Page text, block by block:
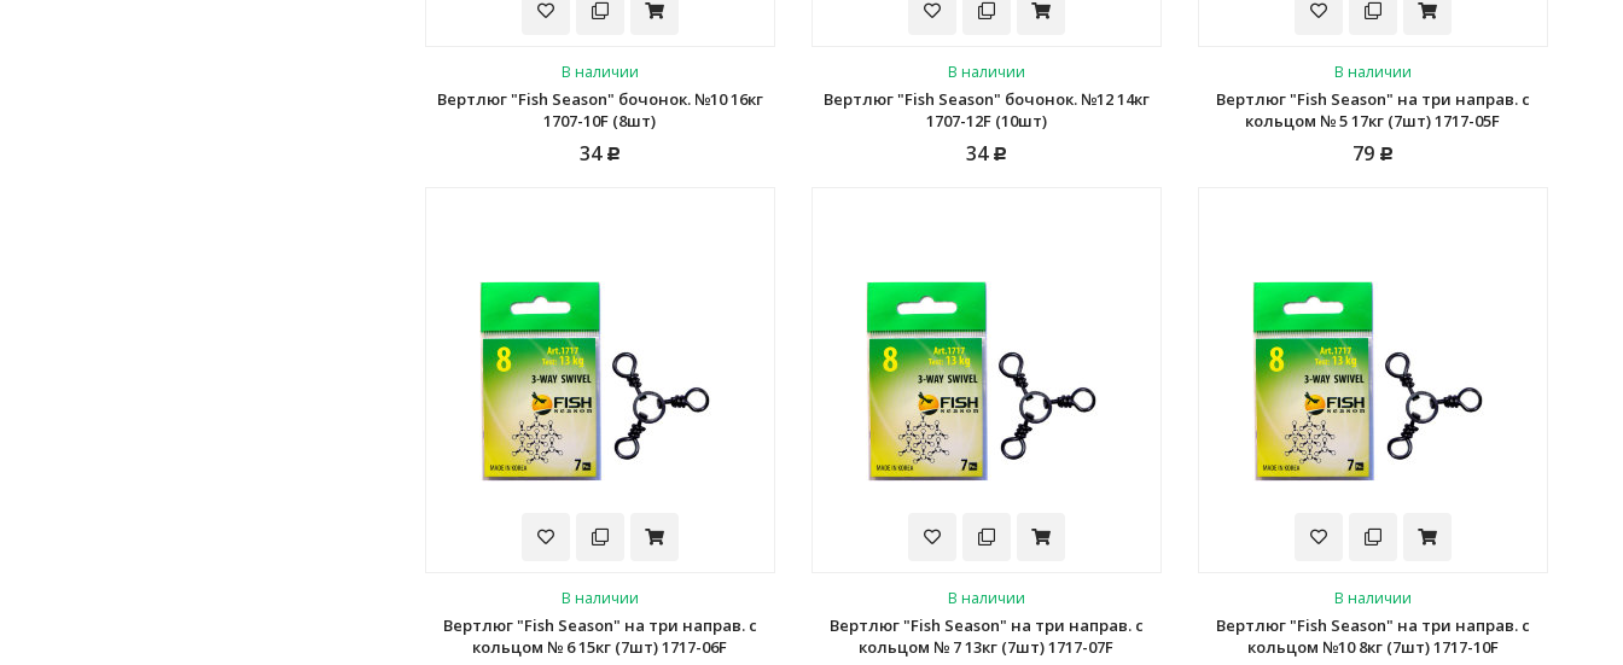
В наличии
Вертлюг "Fish Season" бочонок. №10 16кг
1707-10F (8шт)
34 Р
В наличии
Вертлюг "Fish Season" бочонок. №12 14кг
1707-12F (10шт)
34 Р
В наличии
Вертлюг "Fish Season" на три направ. с
кольцом № 5 17кг (7шт) 1717-05F
79 Р
В наличии
Вертлюг "Fish Season" на три направ. с
кольцом № 6 15кг (7шт) 1717-06F
В наличии
Вертлюг "Fish Season" на три направ. с
кольцом № 7 13кг (7шт) 1717-07F
В наличии
Вертлюг "Fish Season" на три направ. с
кольцом №10 8кг (7шт) 1717-10F